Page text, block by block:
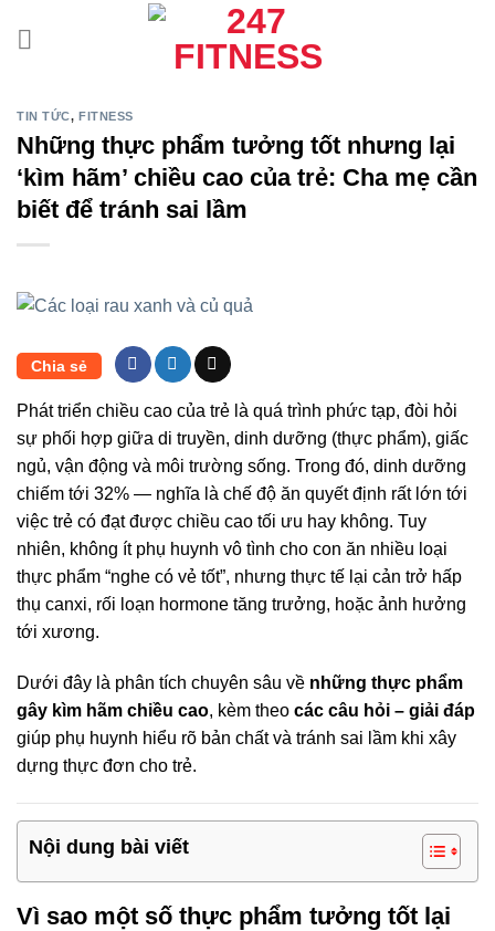
TIN TỨC,FITNESS
Những thực phẩm tưởng tốt nhưng lại
‘kìm hãm’ chiều cao của trẻ: Cha mẹ cần
biết để tránh sai lầm
Chia sẻ
Phát triển chiều cao của trẻ là quá trình phức tạp, đòi hỏi
sự phối hợp giữa di truyền, dinh dưỡng (thực phẩm), giấc
ngủ, vận động và môi trường sống. Trong đó, dinh dưỡng
chiếm tới 32% — nghĩa là chế độ ăn quyết định rất lớn tới
việc trẻ có đạt được chiều cao tối ưu hay không. Tuy
nhiên, không ít phụ huynh vô tình cho con ăn nhiều loại
thực phẩm “nghe có vẻ tốt”, nhưng thực tế lại cản trở hấp
thụ canxi, rối loạn hormone tăng trưởng, hoặc ảnh hưởng
tới xương.
Dưới đây là phân tích chuyên sâu về những thực phẩm
gây kìm hãm chiều cao, kèm theo các câu hỏi – giải đáp
giúp phụ huynh hiểu rõ bản chất và tránh sai lầm khi xây
dựng thực đơn cho trẻ.
Nội dung bài viết
Vì sao một số thực phẩm tưởng tốt lại